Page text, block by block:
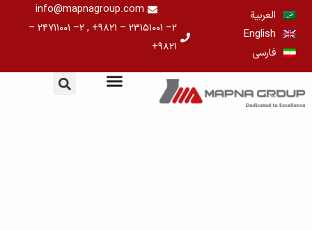
تخطي
المحتوى
العربية
English
فارسی
info@mapnagroup.com
۲– ۲۳۱۵۱۰۰۱ – ۹۸۲۱+ , ۲– ۲۴۷۱۱۰۰۱ –
۹۸۲۱+